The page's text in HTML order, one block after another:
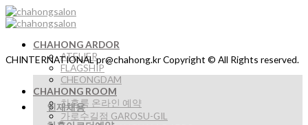
Skip
to
CHAHONG ARDOR
ATELIER
FLAGSHIP
CHEONGDAM
CHAHONG ROOM
차홍룸 온라인 예약
가로수길점 GAROSU-GIL
CHINTERNATIONAL pr@chahong.kr Copyright © All Rights reserved.
인재채용